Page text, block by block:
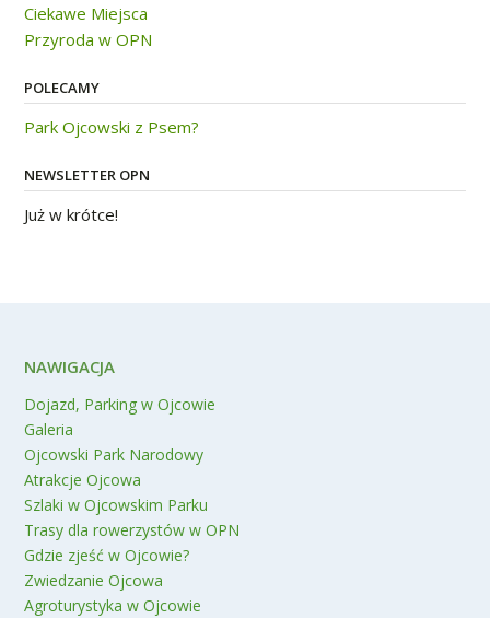
Ciekawe Miejsca
Przyroda w OPN
POLECAMY
Park Ojcowski z Psem?
NEWSLETTER OPN
Już w krótce!
NAWIGACJA
Dojazd, Parking w Ojcowie
Galeria
Ojcowski Park Narodowy
Atrakcje Ojcowa
Szlaki w Ojcowskim Parku
Trasy dla rowerzystów w OPN
Gdzie zjeść w Ojcowie?
Zwiedzanie Ojcowa
Agroturystyka w Ojcowie